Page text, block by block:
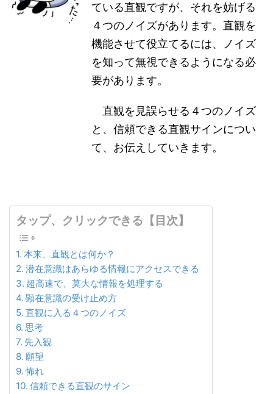
ている直観ですが、それを妨げる
４つのノイズがあります。直観を
機能させて役立てるには、ノイズ
を知って無視できるようになる必
要があります。
直観を見誤らせる４つのノイズ
と、信頼できる直観サインについ
て、お伝えしていきます。
タップ、クリックできる【目次】
本来、直観とは何か？
潜在意識はあらゆる情報にアクセスできる
超高速で、莫大な情報を処理する
顕在意識の受け止め方
直観に入る４つのノイズ
思考
先入観
願望
怖れ
信頼できる直観のサイン